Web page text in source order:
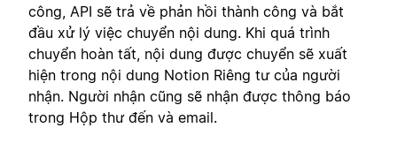
công, API sẽ trả về phản hồi thành công và bắt
đầu xử lý việc chuyển nội dung. Khi quá trình
chuyển hoàn tất, nội dung được chuyển sẽ xuất
hiện trong nội dung Notion Riêng tư của người
nhận. Người nhận cũng sẽ nhận được thông báo
trong Hộp thư đến và email.